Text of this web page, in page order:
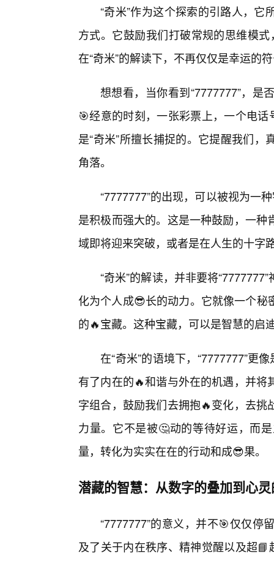
“奇米”作为这个探索的引路人，
方式。它鼓励我们打破常规的思维模
在“奇米”的解读下，不再仅仅是幸运的
想想看，当你看到“7777777”，是
🎯经意的时刻，一张彩票上，一个电
是“奇米”所擅长捕捉的。它提醒我们
角落。
“7777777”的出现，可以被视为一
是积极而强大的。这是一种鼓励，一
域即将迎来突破，或者是在人生的十字
“奇米”的解读，并非要将
化为个人成😎长的动力。它就像一个
的🔥宝藏。这种宝藏，可以是智慧的启
在“奇米”的语境下，“7777777”更
有了内在的🔥和谐与外在的机遇，并
字组合，鼓励我们去拥抱🔥变化，去
力量。它不是被🤔动的等待好运，而
量，转化为实实在在的行动和成😎果。
潜藏的智慧：从数字的叠加到心
“7777777”的意义，并不🎯仅仅停
及了关于内在秩序、精神觉醒以及超